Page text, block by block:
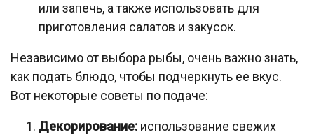
или запечь, а также использовать для
приготовления салатов и закусок.
Независимо от выбора рыбы, очень важно знать,
как подать блюдо, чтобы подчеркнуть ее вкус.
Вот некоторые советы по подаче:
Декорирование: использование свежих